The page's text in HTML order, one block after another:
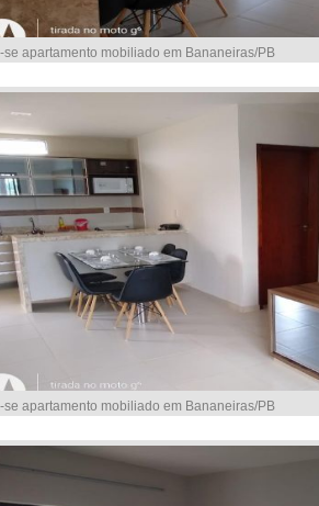
se apartamento mobiliado em Bananeiras/PB
se apartamento mobiliado em Bananeiras/PB